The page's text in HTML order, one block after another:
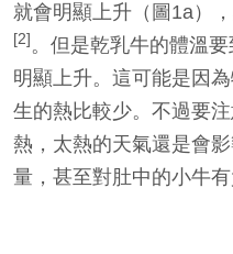
就會明顯上升（圖1a）
[2] 。但是乾乳牛的體溫
明顯上升。這可能是因
生的熱比較少。不過要
熱，太熱的天氣還是會
量，甚至對肚中的小牛有